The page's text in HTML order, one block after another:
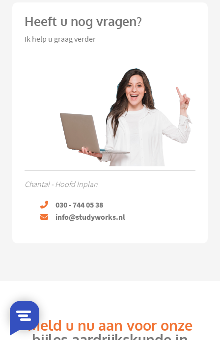
Heeft u nog vragen?
Ik help u graag verder
Chantal - Hoofd Inplan
030 - 744 05 38
info@studyworks.nl
Meld u nu aan voor onze